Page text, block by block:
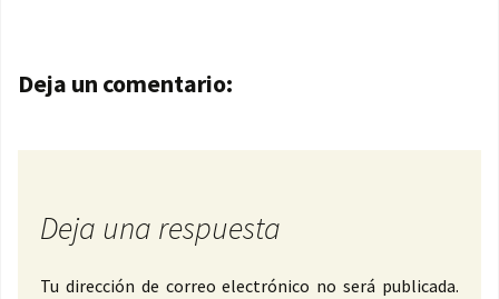
Navegación de entradas
Deja un comentario:
Deja una respuesta
Tu dirección de correo electrónico no será publicada.